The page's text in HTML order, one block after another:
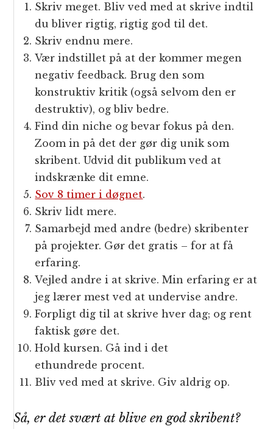
Skriv meget. Bliv ved med at skrive indtil
du bliver rigtig, rigtig god til det.
Skriv endnu mere.
Vær indstillet på at der kommer megen
negativ feedback. Brug den som
konstruktiv kritik (også selvom den er
destruktiv), og bliv bedre.
Find din niche og bevar fokus på den.
Zoom in på det der gør dig unik som
skribent. Udvid dit publikum ved at
indskrænke dit emne.
Sov 8 timer i døgnet.
Skriv lidt mere.
Samarbejd med andre (bedre) skribenter
på projekter. Gør det gratis – for at få
erfaring.
Vejled andre i at skrive. Min erfaring er at
jeg lærer mest ved at undervise andre.
Forpligt dig til at skrive hver dag; og rent
faktisk gøre det.
Hold kursen. Gå ind i det
ethundrede procent.
Bliv ved med at skrive. Giv aldrig op.
Så, er detsvært at blive en god skribent?